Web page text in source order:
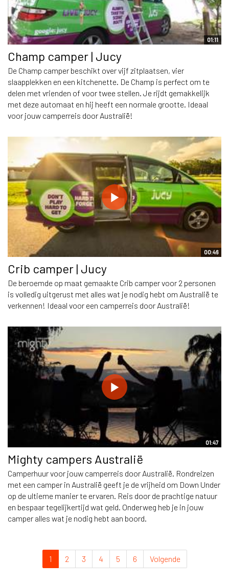
01:11
Champ camper | Jucy
De Champ camper beschikt over vijf zitplaatsen, vier
slaapplekken en een kitchenette. De Champ is perfect om te
delen met vrienden of voor twee stellen. Je rijdt gemakkelijk
met deze automaat en hij heeft een normale grootte. Ideaal
voor jouw camperreis door Australië!
00:46
Crib camper | Jucy
De beroemde op maat gemaakte Crib camper voor 2 personen
is volledig uitgerust met alles wat je nodig hebt om Australië te
verkennen! Ideaal voor een camperreis door Australië!
01:47
Mighty campers Australië
Camperhuur voor jouw camperreis door Australië. Rondreizen
met een camper in Australië geeft je de vrijheid om Down Under
op de ultieme manier te ervaren. Reis door de prachtige natuur
en bespaar tegelijkertijd wat geld. Onderweg heb je in jouw
camper alles wat je nodig hebt aan boord.
1 2 3 4 5 6 Volgende